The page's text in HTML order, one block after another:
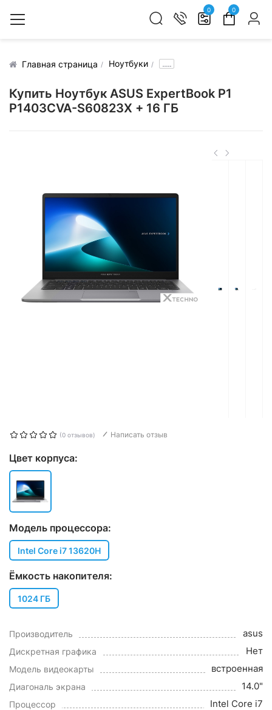
0 0
Главная страница Ноутбуки .....
Купить Ноутбук ASUS ExpertBook P1
P1403CVA-S60823X + 16 ГБ
(0 отзывов) Написать отзыв
Цвет корпуса:
Модель процессора:
Intel Core i7 13620H
Ёмкость накопителя:
1024 ГБ
Производитель asus
Дискретная графика Нет
Модель видеокарты встроенная
Диагональ экрана 14.0"
Процессор Intel Core i7